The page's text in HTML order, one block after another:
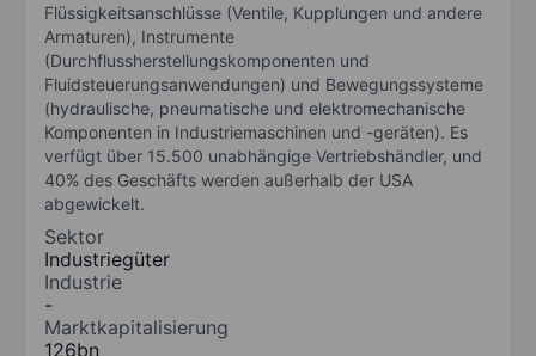
Flüssigkeitsanschlüsse (Ventile, Kupplungen und andere
Armaturen), Instrumente
(Durchflussherstellungskomponenten und
Fluidsteuerungsanwendungen) und Bewegungssysteme
(hydraulische, pneumatische und elektromechanische
Komponenten in Industriemaschinen und -geräten). Es
verfügt über 15.500 unabhängige Vertriebshändler, und
40% des Geschäfts werden außerhalb der USA
abgewickelt.
Sektor
Industriegüter
Industrie
-
Marktkapitalisierung
126bn